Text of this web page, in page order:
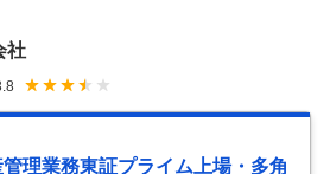
社
理業務東証プライム上場・多角